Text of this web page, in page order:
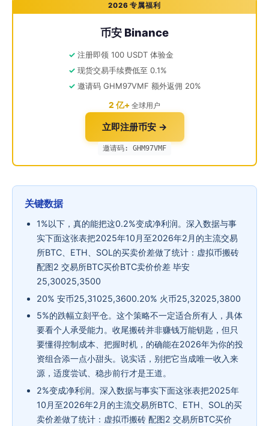
2026 专属福利
币安 Binance
注册即领 100 USDT 体验金
现货交易手续费低至 0.1%
邀请码 GHM97VMF 额外返佣 20%
2 亿+ 全球用户
立即注册币安 →
邀请码: GHM97VMF
关键数据
1%以下，真的能把这0.2%变成净利润。深入数据与事
实下面这张表把2025年10月至2026年2月的主流交易
所BTC、ETH、SOL的买卖价差做了统计：虚拟币搬砖
配图2 交易所BTC买价BTC卖价价差 毕安
25,30025,3500
20% 安币25,31025,3600.20% 火币25,32025,3800
5%的跌幅立刻平仓。这个策略不一定适合所有人，具体
要看个人承受能力。收尾搬砖并非赚钱万能钥匙，但只
要懂得控制成本、把握时机，的确能在2026年为你的投
资组合添一点小甜头。说实话，别把它当成唯一收入来
源，适度尝试、稳步前行才是王道。
2%变成净利润。深入数据与事实下面这张表把2025年
10月至2026年2月的主流交易所BTC、ETH、SOL的买
卖价差做了统计：虚拟币搬砖 配图2 交易所BTC买价